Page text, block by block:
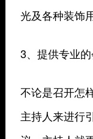
光及各种装饰
3、提供专业
不论是召开怎
主持人来进行